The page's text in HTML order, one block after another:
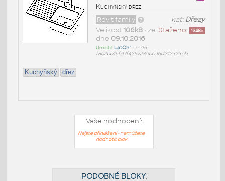
Kuchyňský dřez
kat:Dřezy
Revit family
Staženo: 1348x
Velikost 106kB• ze
dne 09.10.2016
Umístil: LatCh^ • md5:
f802bb16fd7f4257239b096d212323cb
Kuchyňský dřez
Vaše hodnocení:
Nejste přihlášeni - nemůžete
hodnotit blok